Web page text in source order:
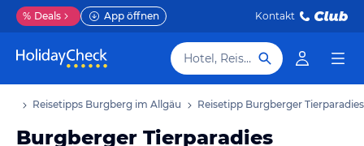
% Deals App öffnen Kontakt
Hotel, Reiseziel
Reisetipps Burgberg im Allgäu Reisetipp Burgberger Tierparadies
Burgberger Tierparadies